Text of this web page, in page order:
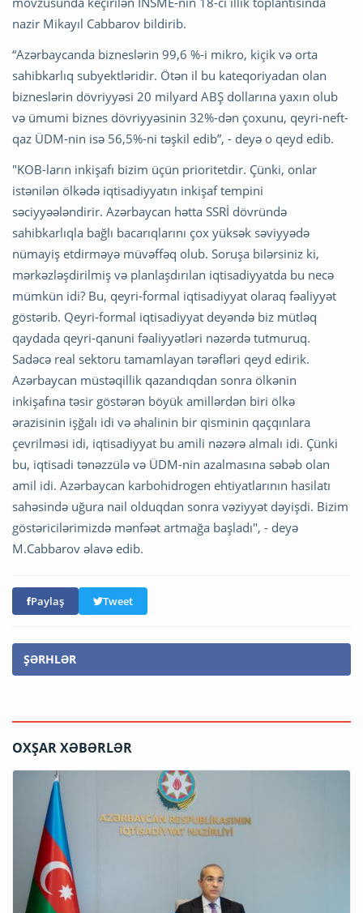
nazir Mikayıl Cabbarov bildirib.
“Azərbaycanda bizneslərin 99,6 %-i mikro, kiçik və orta
sahibkarlıq subyektləridir. Ötən il bu kateqoriyadan olan
bizneslərin dövriyyəsi 20 milyard ABŞ dollarına yaxın olub
və ümumi biznes dövriyyəsinin 32%-dən çoxunu, qeyri-neft-
qaz ÜDM-nin isə 56,5%-ni təşkil edib”, - deyə o qeyd edib.
"KOB-ların inkişafı bizim üçün prioritetdir. Çünki, onlar
istənilən ölkədə iqtisadiyyatın inkişaf tempini
səciyyəələndirir. Azərbaycan hətta SSRİ dövründə
sahibkarlıqla bağlı bacarıqlarını çox yüksək səviyyədə
nümayiş etdirməyə müvəffəq olub. Soruşa bilərsiniz ki,
mərkəzləşdirilmiş və planlaşdırılan iqtisadiyyatda bu necə
mümkün idi? Bu, qeyri-formal iqtisadiyyat olaraq fəaliyyət
göstərib. Qeyri-formal iqtisadiyyat deyəndə biz mütləq
qaydada qeyri-qanuni fəaliyyətləri nəzərdə tutmuruq.
Sadəcə real sektoru tamamlayan tərəfləri qeyd edirik.
Azərbaycan müstəqillik qazandıqdan sonra ölkənin
inkişafına təsir göstərən böyük amillərdən biri ölkə
ərazisinin işğalı idi və əhalinin bir qisminin qaçqınlara
çevrilməsi idi, iqtisadiyyat bu amili nəzərə almalı idi. Çünki
bu, iqtisadi tənəzzülə və ÜDM-nin azalmasına səbəb olan
amil idi. Azərbaycan karbohidrogen ehtiyatlarının hasilatı
sahəsində uğura nail olduqdan sonra vəziyyət dəyişdi. Bizim
göstəricilərimizdə mənfəət artmağa başladı", - deyə
M.Cabbarov əlavə edib.
Paylaş Tweet
ŞƏRHLƏR
OXŞAR XƏBƏRLƏR